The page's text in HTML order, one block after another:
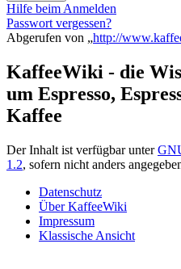
Hilfe beim Anmelden
Passwort vergessen?
Abgerufen von „http://
KaffeeWiki - die
um Espresso,
Kaffee
Der Inhalt ist verfügbar unter
1.2, sofern nicht anders
Datenschutz
Über KaffeeWiki
Impressum
Klassische Ansicht